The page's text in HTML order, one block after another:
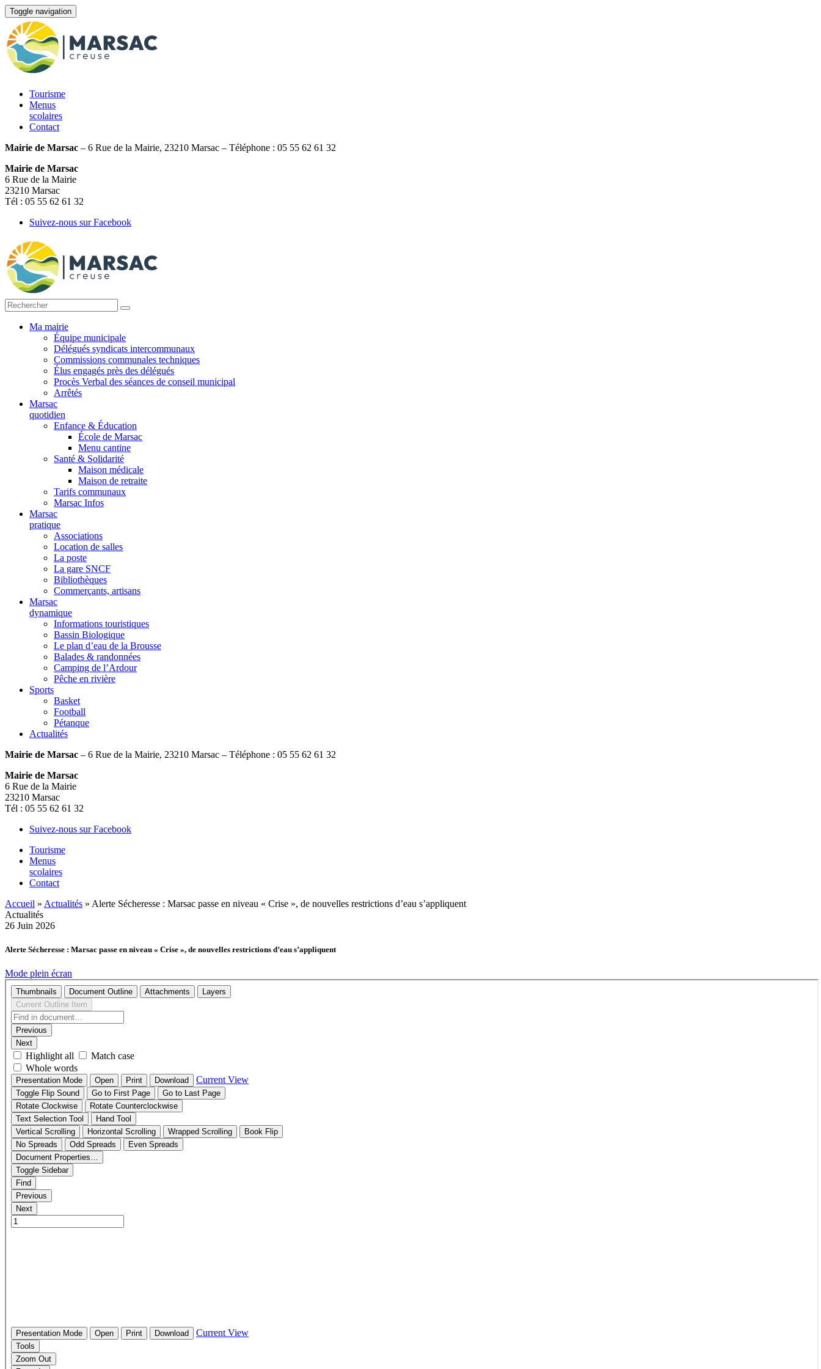
Toggle navigation
Tourisme
Menus
scolaires
Contact
Mairie de Marsac – 6 Rue de la Mairie, 23210 Marsac – Téléphone : 05 55 62 61 32
Mairie de Marsac
6 Rue de la Mairie
23210 Marsac
Tél : 05 55 62 61 32
Suivez-nous sur Facebook
Ma mairie
Équipe municipale
Délégués syndicats intercommunaux
Commissions communales techniques
Élus engagés près des délégués
Procès Verbal des séances de conseil municipal
Arrêtés
Marsac
quotidien
Enfance & Éducation
École de Marsac
Menu cantine
Santé & Solidarité
Maison médicale
Maison de retraite
Tarifs communaux
Marsac Infos
Marsac
pratique
Associations
Location de salles
La poste
La gare SNCF
Bibliothèques
Commerçants, artisans
Marsac
dynamique
Informations touristiques
Bassin Biologique
Le plan d’eau de la Brousse
Balades & randonnées
Camping de l’Ardour
Pêche en rivière
Sports
Basket
Football
Pétanque
Actualités
Mairie de Marsac – 6 Rue de la Mairie, 23210 Marsac – Téléphone : 05 55 62 61 32
Mairie de Marsac
6 Rue de la Mairie
23210 Marsac
Tél : 05 55 62 61 32
Suivez-nous sur Facebook
Tourisme
Menus
scolaires
Contact
Accueil » Actualités » Alerte Sécheresse : Marsac passe en niveau « Crise », de nouvelles restrictions d’eau s’appliquent
Actualités
26 Juin 2026
Alerte Sécheresse : Marsac passe en niveau « Crise », de nouvelles restrictions d’eau s’appliquent
Mode plein écran